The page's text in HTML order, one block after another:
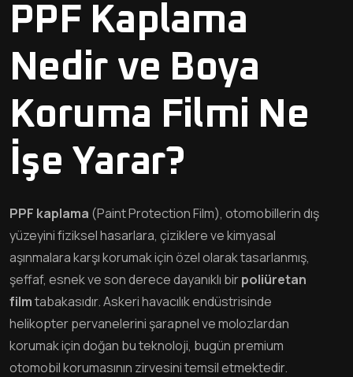
PPF Kaplama
Nedir ve Boya
Koruma Filmi Ne
İşe Yarar?
PPF kaplama (Paint Protection Film), otomobillerin dış
yüzeyini fiziksel hasarlara, çiziklere ve kimyasal
aşınmalara karşı korumak için özel olarak tasarlanmış,
şeffaf, esnek ve son derece dayanıklı birpoliüretan
filmtabakasıdır. Askeri havacılık endüstrisinde
helikopter pervanelerini şarapnel ve molozlardan
korumak için doğan bu teknoloji, bugün premium
otomobil korumasının zirvesini temsil etmektedir.